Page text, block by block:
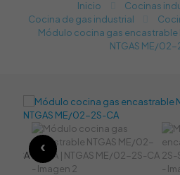
Inicio
Cocinas
Cocina de gas industrial​
Módulo cocina gas encastrable
NTGAS ME/02-